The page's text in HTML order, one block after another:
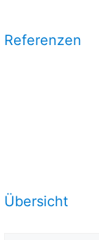
Referenzen
Übersicht